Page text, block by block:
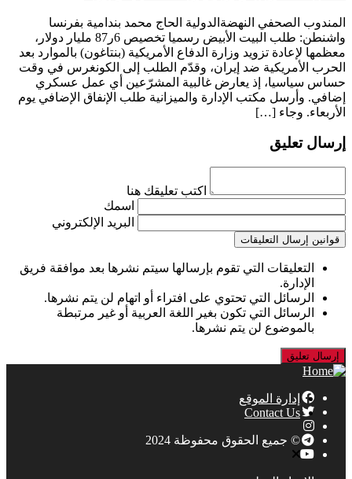
المندوب الصحفي النهضةالدولية الحاج محمد بندامية بفرنسا
واشنطن: طلب البيت الأبيض رسميا تخصيص 6ر87 مليار دولار،
معظمها لإعادة تزويد وزارة الدفاع الأمريكية (بنتاغون) بالموارد بعد
الحرب الأمريكية ضد إيران، وقدّم الطلب إلى الكونغرس في وقت
حساس سياسيا، إذ يعارض غالبية المشرّعين أي عمل عسكري
إضافي. وأرسل مكتب الإدارة والميزانية طلب الإنفاق الإضافي يوم
الأربعاء. وجاء […]
إرسال تعليق
اكتب تعليقك هنا
اسمك
البريد الإلكتروني
قوانين إرسال التعليقات
التعليقات التي تقوم بإرسالها سيتم نشرها بعد موافقة فريق
الإدارة.
الرسائل التي تحتوي على افتراء أو اتهام لن يتم نشرها.
الرسائل التي تكون بغير اللغة العربية أو غير مرتبطة
بالموضوع لن يتم نشرها.
إدارة الموقع
Contact Us
© جميع الحقوق محفوظة 2024